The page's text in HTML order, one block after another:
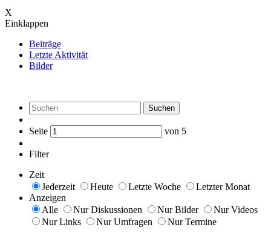
X
Einklappen
Beiträge
Letzte Aktivität
Bilder
Suchen
Seite von 5
Filter
Zeit
Jederzeit
Heute Letzte Woche
Letzter Monat
Anzeigen
Alle
Nur Diskussionen Nur Bilder
Nur Videos
Nur Links
Nur Umfragen
Nur Termine